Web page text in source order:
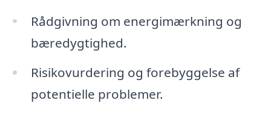
Rådgivning om energimærkning og
bæredygtighed.
Risikovurdering og forebyggelse af
potentielle problemer.